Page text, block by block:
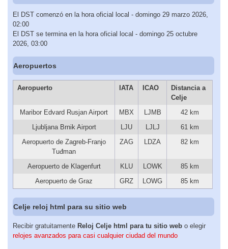
El DST comenzó en la hora oficial local - domingo 29 marzo 2026,
02:00
El DST se termina en la hora oficial local - domingo 25 octubre
2026, 03:00
Aeropuertos
Aeropuerto IATA ICAO
Distancia a
Celje
Maribor Edvard Rusjan Airport
MBX LJMB
42 km
Ljubljana Brnik Airport
LJU LJLJ
61 km
Aeropuerto de Zagreb-Franjo
Tuđman
ZAG LDZA 82 km
Aeropuerto de Klagenfurt KLU LOWK
85 km
Aeropuerto de Graz
GRZ LOWG 85 km
Celje reloj html para su sitio web
Recibir gratuitamente Reloj Celje html para tu sitio web o elegir
relojes avanzados para casi cualquier ciudad del mundo